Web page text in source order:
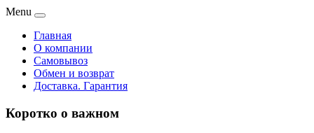
Menu
Главная
О компании
Самовывоз
Обмен и возврат
Доставка. Гарантия
Коротко о важном